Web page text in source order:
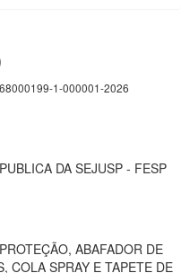
1-000001-2026
DA SEJUSP - FESP
ABAFADOR DE
COLA SPRAY E TAPETE DE